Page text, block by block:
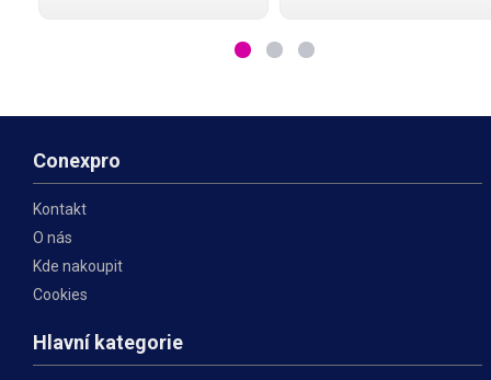
typu G.652.D s průměrem jádra
Conexpro
Kontakt
O nás
Kde nakoupit
Cookies
Hlavní kategorie